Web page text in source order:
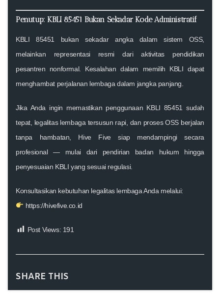
Penutup: KBLI 85451 Bukan Sekadar Kode Administratif
KBLI 85451
bukan sekadar angka dalam sistem OSS,
melainkan representasi resmi dari aktivitas pendidikan
pesantren nonformal. Kesalahan dalam memilih KBLI dapat
menghambat perjalanan lembaga dalam jangka panjang.
Jika Anda ingin memastikan penggunaan KBLI 85451 sudah
tepat, legalitas lembaga tersusun rapi, dan proses OSS berjalan
tanpa hambatan, Hive Five siap mendampingi secara
profesional — mulai dari pendirian badan hukum hingga
penyesuaian KBLI yang sesuai regulasi.
Konsultasikan kebutuhan legalitas lembaga Anda melalui:
https://hivefive.co.id
Post Views: 191
SHARE THIS